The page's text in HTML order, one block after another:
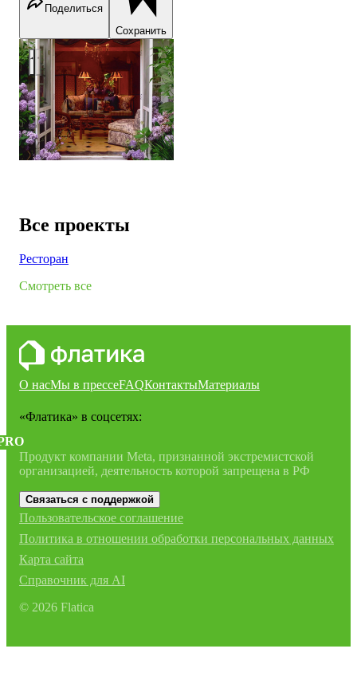
Поделиться
Сохранить
Окна в сад
Все проекты
Ресторан
Смотреть все
О насМы в прессеFAQКонтактыМатериалы
«Флатика» в соцсетях:
Продукт компании Meta, признанной экстремистской
организацией, деятельность которой запрещена в РФ
Связаться с поддержкой
Пользовательское соглашение
Политика в отношении обработки персональных данных
Карта сайта
Справочник для AI
© 2026 Flatica